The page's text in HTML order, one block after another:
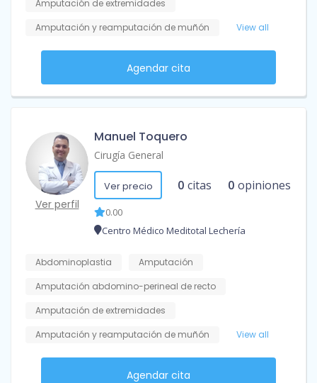
Amputación de extremidades
Amputación y reamputación de muñón
View all
Agendar cita
Ver perfil
Manuel Toquero
Cirugía General
Ver precio 0 citas 0 opiniones
0.00
Centro Médico Meditotal Lechería
Abdominoplastia
Amputación
Amputación abdomino-perineal de recto
Amputación de extremidades
Amputación y reamputación de muñón
View all
Agendar cita